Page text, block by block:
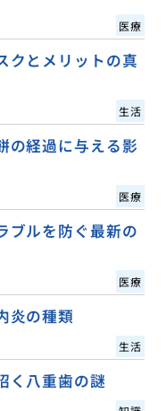
医療
クとメリットの真
生活
の経過に与える影
医療
ブルを防ぐ最新の
医療
炎の種類
生活
く八重歯の謎